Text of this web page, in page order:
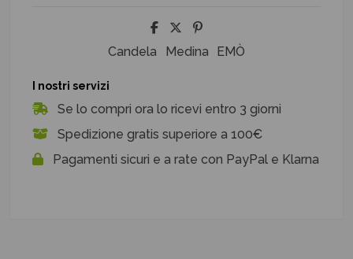
Candela Medina EMÒ
I nostri servizi
Se lo compri ora lo ricevi entro 3 giorni
Spedizione gratis superiore a 100€
Pagamenti sicuri e a rate con PayPal e Klarna